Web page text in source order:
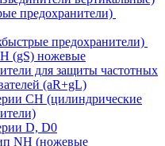
предохранители)
предохранители)
(gS) ножевые
для защиты частотных
(aR+gL)
CH (цилиндрические
D, D0
NH (ножевые